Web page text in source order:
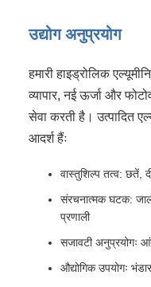
उद्योग अनुप्रयोग
हमारी हाइड्रोलिक
व्यापार, नई ऊर्जा और
सेवा करती है। उत्पादित
आदर्श हैंः
वास्तुशिल्प तत्व: छतें,
संरचनात्मक घटक:
प्रणाली
सजावटी अनुप्रयोगः
औद्योगिक उपयोगः